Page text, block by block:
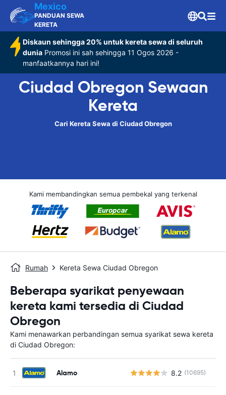
Mexico
PANDUAN SEWA
KERETA
Diskaun sehingga 20% untuk kereta sewa di seluruh
dunia Promosi ini sah sehingga 11 Ogos 2026 -
manfaatkannya hari ini!
Ciudad Obregon Sewaan
Kereta
Cari Kereta Sewa di Ciudad Obregon
Kami membandingkan semua pembekal yang terkenal
Rumah Kereta Sewa Ciudad Obregon
Beberapa syarikat penyewaan
kereta kami tersedia di Ciudad
Obregon
Kami menawarkan perbandingan semua syarikat sewa kereta
di Ciudad Obregon:
Alamo 8.2 (10695)